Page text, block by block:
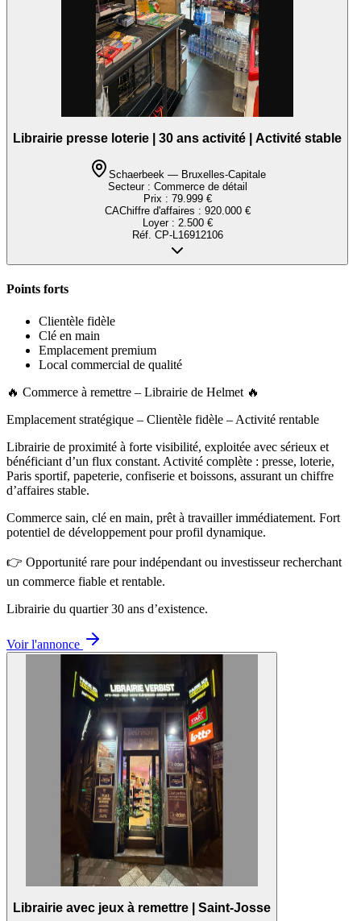
Librairie presse loterie | 30 ans activité | Activité stable
Schaerbeek — Bruxelles-Capitale
Secteur : Commerce de détail
Prix : 79.999 €
CAChiffre d'affaires : 920.000 €
Loyer : 2.500 €
Réf. CP-L16912106
Points forts
Clientèle fidèle
Clé en main
Emplacement premium
Local commercial de qualité
🔥 Commerce à remettre – Librairie de Helmet 🔥
Emplacement stratégique – Clientèle fidèle – Activité rentable
Librairie de proximité à forte visibilité, exploitée avec sérieux et
bénéficiant d’un flux constant. Activité complète : presse, loterie,
Paris sportif, papeterie, confiserie et boissons, assurant un chiffre
d’affaires stable.
Commerce sain, clé en main, prêt à travailler immédiatement. Fort
potentiel de développement pour profil dynamique.
👉 Opportunité rare pour indépendant ou investisseur recherchant
un commerce fiable et rentable.
Librairie du quartier 30 ans d’existence.
Voir l'annonce
Librairie avec jeux à remettre | Saint-Josse